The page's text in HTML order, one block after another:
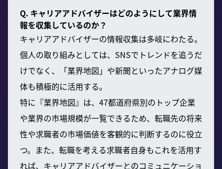
Q. キャリアアドバイザーはどのようにして業界情
報を収集しているのか？
キャリアアドバイザーの情報収集は多岐にわたる。
個人の取り組みとしては、SNSでトレンドを追うだ
けでなく、「業界地図」や新聞といったアナログ媒
体も積極的に活用する。
特に『業界地図』は、47都道府県別のトップ企業
や業界の市場規模が一覧できるため、転職先の将来
性や求職者の市場価値を客観的に判断するのに役立
つ。また、転職を考える求職者自身もこれを活用す
れば、キャリアアドバイザーとのコミュニケーショ